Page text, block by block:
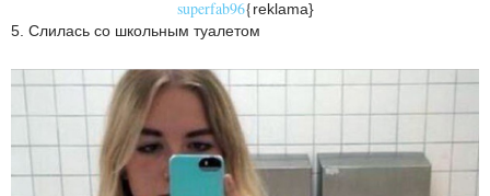
superfab96{reklama}
5. Слилась со школьным туалетом